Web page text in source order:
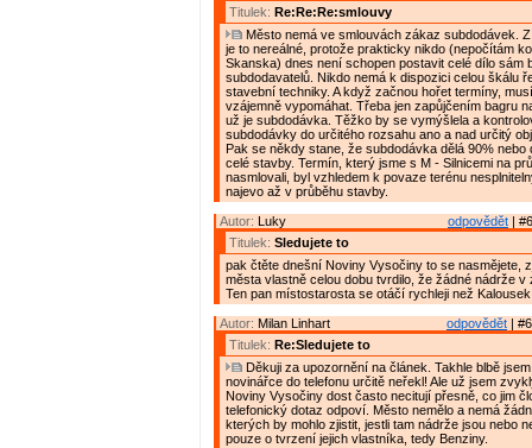
Titulek: Re:Re:Re:smlouvy
Město nemá ve smlouvách zákaz subdodávek.
je to nereálné, protože prakticky nikdo (nepočítám
Skanska) dnes není schopen postavit celé dílo sám
subdodavatelů. Nikdo nemá k dispozici celou škálu
stavební techniky. A když začnou hořet termíny,
vzájemně vypomáhat. Třeba jen zapůjčením bagru
už je subdodávka. Těžko by se vymýšlela a
subdodávky do určitého rozsahu ano a nad určitý
Pak se někdy stane, že subdodávka dělá 90% nebo
celé stavby. Termín, který jsme s M - Silnicemi na
nasmlovali, byl vzhledem k povaze terénu
najevo až v průběhu stavby.
odpovědět |
Autor: Luky
Titulek: Sledujete to
pak čtěte dnešní Noviny Vysočiny to se nasmějete,
města vlastně celou dobu tvrdilo, že žádné nádrže v
Ten pan místostarosta se otáčí rychleji než Kalousek
odpovědět |
Autor: Milan Linhart
Titulek: Re:Sledujete to
Děkuji za upozornění na článek. Takhle blbě
novinářce do telefonu určitě neřekl! Ale už jsem
Noviny Vysočiny dost často necitují přesně, co jim
telefonický dotaz odpoví. Město nemělo a nemá
kterých by mohlo zjistit, jestli tam nádrže jsou nebo
pouze o tvrzení jejich vlastníka, tedy Benziny.